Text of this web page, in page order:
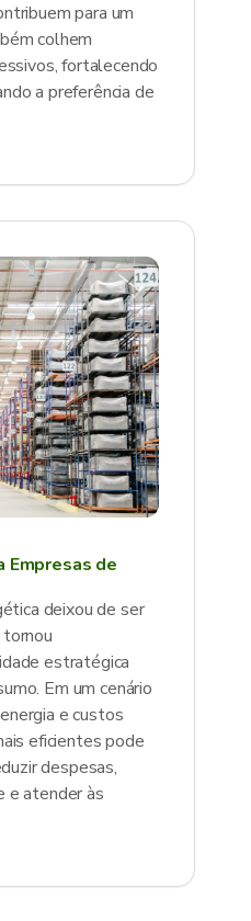
para um
colhem
fortalecendo
a preferência de
Empresas de
deixou de ser
estratégica
Em um cenário
e custos
eficientes pode
despesas,
e atender às